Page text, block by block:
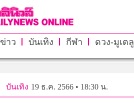
ข่าว บันเทิง กีฬา ดวง-มูเตลู
บันเทิง 19 ธ.ค. 2566 • 18:30 น.